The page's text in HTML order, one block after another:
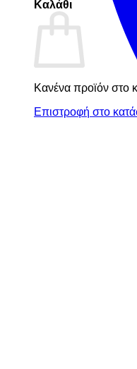
Καλάθι
Κανένα προϊόν στο
Επιστροφή στο